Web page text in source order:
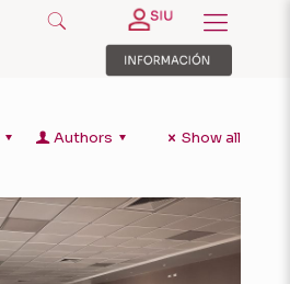
Authors Show all